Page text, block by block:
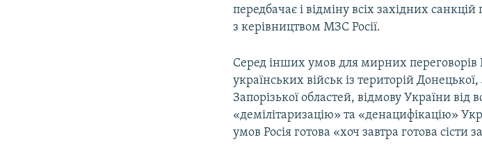
передбачає і відміну всіх західних санкцій
з керівництвом МЗС Росії.
Серед інших умов для мирних переговорів
українських військ із територій
Запорізької областей, відмову України
«демілітаризацію» та «денацифікацію»
умов Росія готова «хоч завтра готова сісти